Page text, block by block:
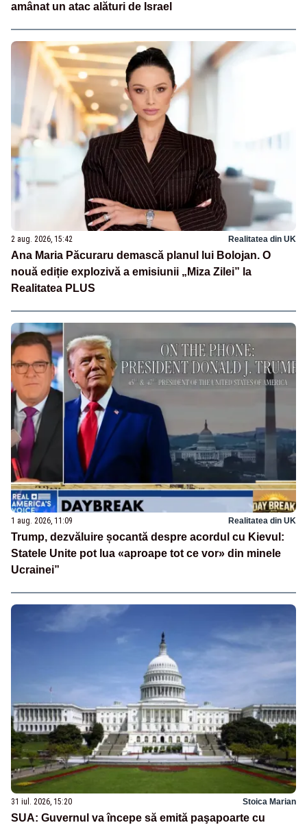
amânat un atac alături de Israel
2 aug. 2026, 15:42 Realitatea din UK
Ana Maria Păcuraru demască planul lui Bolojan. O
nouă ediție explozivă a emisiunii „Miza Zilei” la
Realitatea PLUS
1 aug. 2026, 11:09 Realitatea din UK
Trump, dezvăluire șocantă despre acordul cu Kievul:
Statele Unite pot lua «aproape tot ce vor» din minele
Ucrainei”
31 iul. 2026, 15:20 Stoica Marian
SUA: Guvernul va începe să emită paşapoarte cu